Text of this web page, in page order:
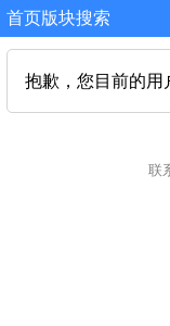
首页版块搜索
抱歉，您目前的用
联